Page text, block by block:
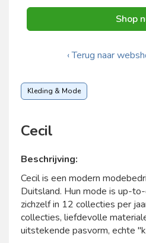
Shop
‹ Terug naar
Kleding & Mode
Cecil
Beschrijving:
Cecil is een modern
Duitsland. Hun mode is up-
zichzelf in 12 collecties per
collecties, liefdevolle
uitstekende pasvorm, echte